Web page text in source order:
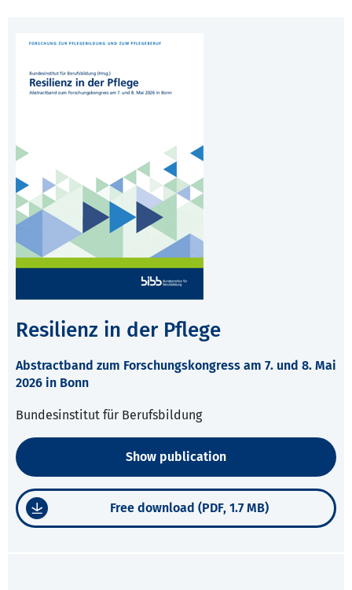
Resilienz in der Pflege
Abstractband zum Forschungskongress am 7. und 8. Mai
2026 in Bonn
Bundesinstitut für Berufsbildung
Show publication
Free download (PDF, 1.7 MB)